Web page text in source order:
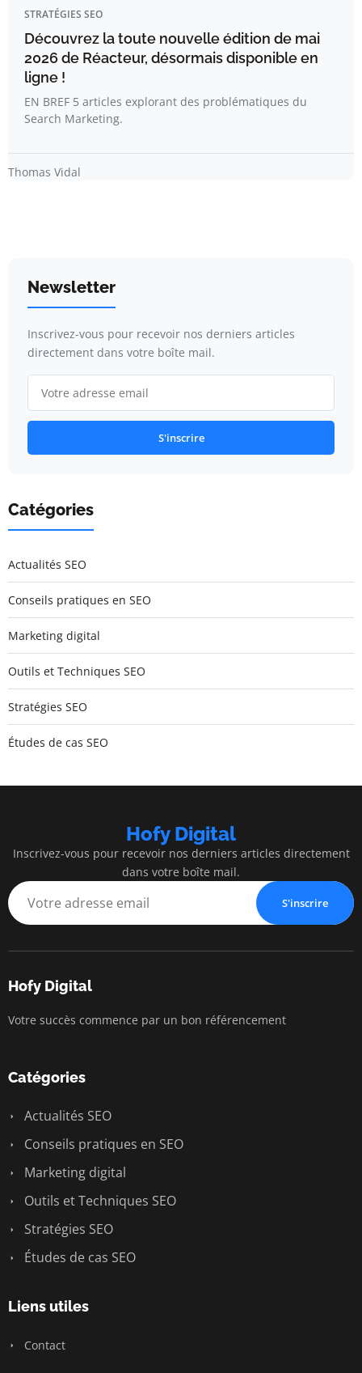
STRATÉGIES SEO
Découvrez la toute nouvelle édition de mai
2026 de Réacteur, désormais disponible en
ligne !
EN BREF 5 articles explorant des problématiques du
Search Marketing.
Thomas Vidal
Newsletter
Inscrivez-vous pour recevoir nos derniers articles
directement dans votre boîte mail.
S'inscrire
Catégories
Actualités SEO
Conseils pratiques en SEO
Marketing digital
Outils et Techniques SEO
Stratégies SEO
Études de cas SEO
Hofy Digital
Inscrivez-vous pour recevoir nos derniers articles directement
dans votre boîte mail.
S'inscrire
Hofy Digital
Votre succès commence par un bon référencement
Catégories
Actualités SEO
Conseils pratiques en SEO
Marketing digital
Outils et Techniques SEO
Stratégies SEO
Études de cas SEO
Liens utiles
Contact